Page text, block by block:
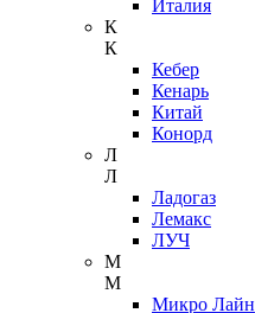
Италия
К
К
Кебер
Кенарь
Китай
Конорд
Л
Л
Ладогаз
Лемакс
ЛУЧ
М
М
Микро Лайн